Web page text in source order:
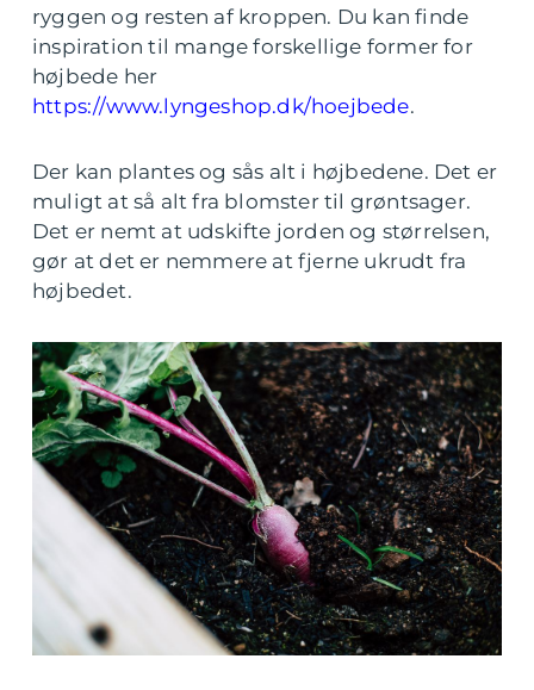
ryggen og resten af kroppen. Du kan finde
inspiration til mange forskellige former for
højbede her
https://www.lyngeshop.dk/hoejbede.
Der kan plantes og sås alt i højbedene. Det er
muligt at så alt fra blomster til grøntsager.
Det er nemt at udskifte jorden og størrelsen,
gør at det er nemmere at fjerne ukrudt fra
højbedet.